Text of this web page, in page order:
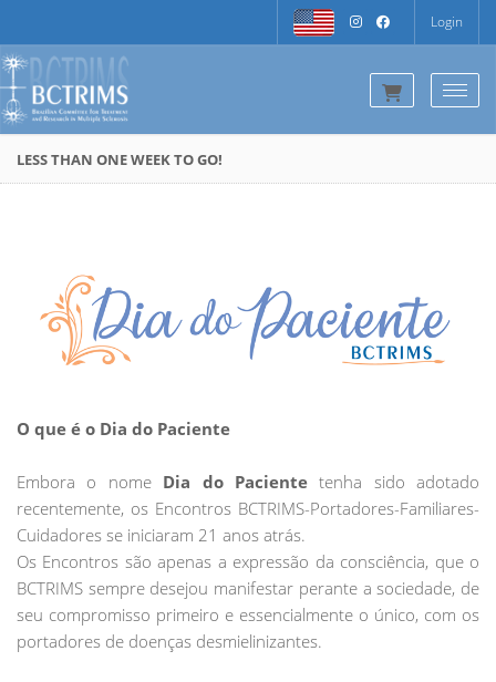
Login
LESS THAN ONE WEEK TO GO!
O que é o Dia do Paciente
Embora o nome Dia do Pacientetenha sido adotado
recentemente, os Encontros BCTRIMS-Portadores-Familiares-
Cuidadores se iniciaram 21 anos atrás.
Os Encontros são apenas a expressão da consciência, que o
BCTRIMS sempre desejou manifestar perante a sociedade, de
seu compromisso primeiro e essencialmente o único, com os
portadores de doenças desmielinizantes.